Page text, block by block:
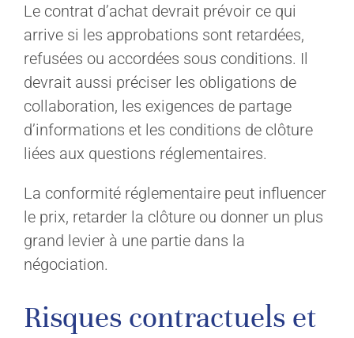
Le contrat d’achat devrait prévoir ce qui
arrive si les approbations sont retardées,
refusées ou accordées sous conditions. Il
devrait aussi préciser les obligations de
collaboration, les exigences de partage
d’informations et les conditions de clôture
liées aux questions réglementaires.
La conformité réglementaire peut influencer
le prix, retarder la clôture ou donner un plus
grand levier à une partie dans la
négociation.
Risques contractuels et